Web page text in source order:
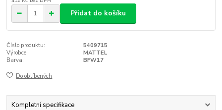
Přidat do košíku
Číslo produktu:
5409715
Výrobce:
MATTEL
Barva:
BFW17
Do oblíbených
Kompletní specifikace